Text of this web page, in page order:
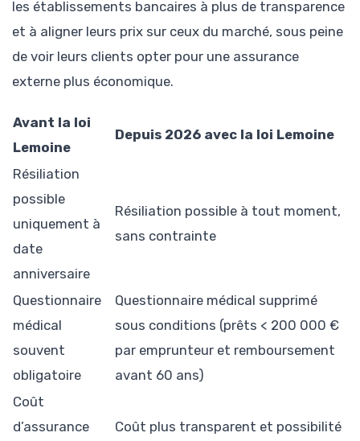
les établissements bancaires à plus de transparence
et à aligner leurs prix sur ceux du marché, sous peine
de voir leurs clients opter pour une assurance
externe plus économique.
Avant la loi
Lemoine
Depuis 2026 avec la loi Lemoine
Résiliation
possible
uniquement à
date
anniversaire
Résiliation possible à tout moment,
sans contrainte
Questionnaire
médical
souvent
obligatoire
Questionnaire médical supprimé
sous conditions (prêts < 200 000 €
par emprunteur et remboursement
avant 60 ans)
Coût
d’assurance
Coût plus transparent et possibilité